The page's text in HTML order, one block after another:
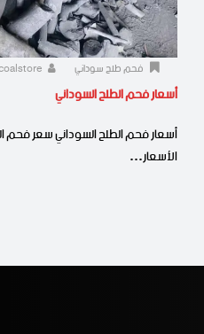
فحم طلح سوداني
أسعار فحم الطلح السوداني
الأسعار…